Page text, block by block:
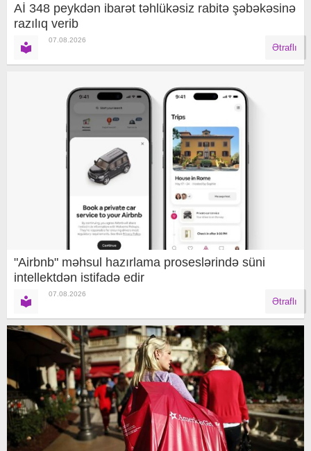
Aİ 348 peykdən ibarət təhlükəsiz rabitə şəbəkəsinə
razılıq verib
07.08.2026
Ətraflı
"Airbnb" məhsul hazırlama proseslərində süni
intellektdən istifadə edir
07.08.2026
Ətraflı